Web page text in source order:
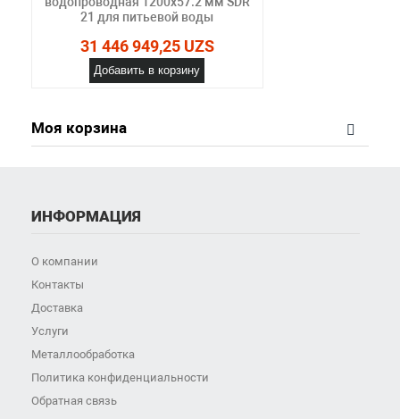
21 для питьевой воды
31 446 949,25 UZS
Добавить в корзину
Моя корзина
ИНФОРМАЦИЯ
О компании
Контакты
Доставка
Услуги
Металлообработка
Политика конфиденциальности
Обратная связь